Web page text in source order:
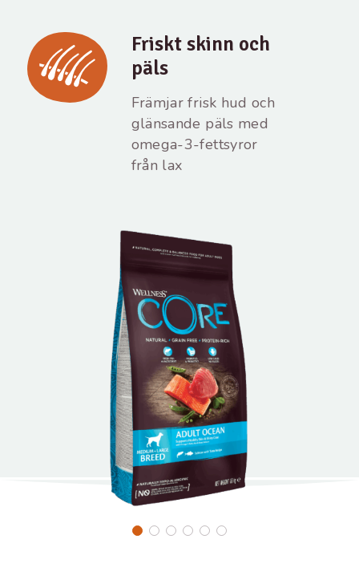
Friskt skinn och
päls
Främjar frisk hud och
glänsande päls med
omega-3-fettsyror
från lax